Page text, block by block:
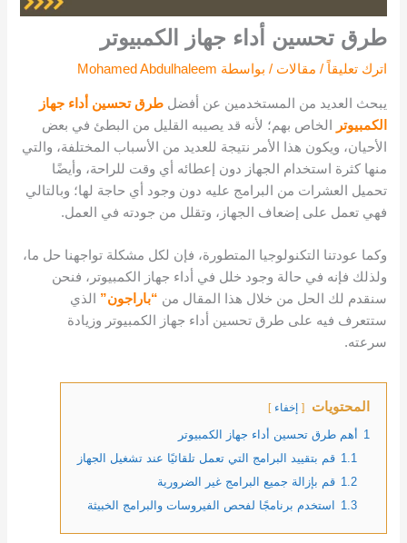
طرق تحسين أداء جهاز الكمبيوتر
اترك تعليقاً / مقالات / بواسطة Mohamed Abdulhaleem
يبحث العديد من المستخدمين عن أفضلطرق تحسين أداء جهاز
الكمبيوتر الخاص بهم؛ لأنه قد يصيبه القليل من البطئ في بعض
الأحيان، ويكون هذا الأمر نتيجة للعديد من الأسباب المختلفة، والتي
منها كثرة استخدام الجهاز دون إعطائه أي وقت للراحة، وأيضًا
تحميل العشرات من البرامج عليه دون وجود أي حاجة لها؛ وبالتالي
فهي تعمل على إضعاف الجهاز، وتقلل من جودته في العمل.
وكما عودتنا التكنولوجيا المتطورة، فإن لكل مشكلة تواجهنا حل ما،
ولذلك فإنه في حالة وجود خلل في أداء جهاز الكمبيوتر، فنحن
سنقدم لك الحل من خلال هذا المقال من “باراجون”
الذي
ستتعرف فيه على طرق تحسين أداء جهاز الكمبيوتر وزيادة
سرعته.
المحتويات إخفاء
1 أهم طرق تحسين أداء جهاز الكمبيوتر
1.1 قم بتقييد البرامج التي تعمل تلقائيًا عند تشغيل الجهاز
1.2 قم بإزالة جميع البرامج غير الضرورية
1.3
استخدم برنامجًا لفحص الفيروسات والبرامج الخبيثة